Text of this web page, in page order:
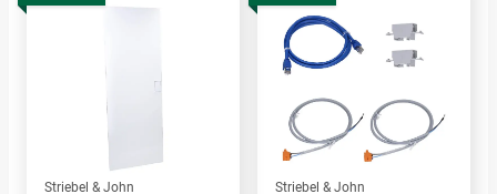
Striebel & John
Striebel & John